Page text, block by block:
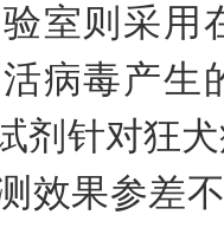
室则采用
病毒产生
剂针对狂
效果参差